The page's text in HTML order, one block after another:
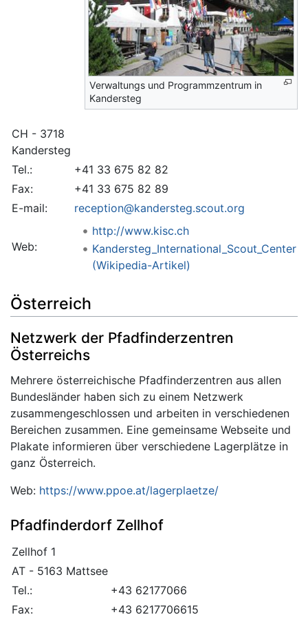
Verwaltungs und Programmzentrum in
Kandersteg
CH - 3718
Kandersteg
Tel.:
+41 33 675 82 82
Fax:
+41 33 675 82 89
E-mail:
reception@kandersteg.scout.org
Web:
http://www.kisc.ch
Kandersteg_International_Scout_Center
(Wikipedia-Artikel)
Österreich
Netzwerk der Pfadfinderzentren
Österreichs
Mehrere österreichische Pfadfinderzentren aus allen
Bundesländer haben sich zu einem Netzwerk
zusammengeschlossen und arbeiten in verschiedenen
Bereichen zusammen. Eine gemeinsame Webseite und
Plakate informieren über verschiedene Lagerplätze in
ganz Österreich.
Web: https://www.ppoe.at/lagerplaetze/
Pfadfinderdorf Zellhof
Zellhof 1
AT - 5163 Mattsee
Tel.:
+43 62177066
Fax:
+43 6217706615